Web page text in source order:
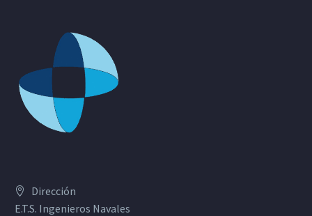
Dirección
E.T.S. Ingenieros Navales